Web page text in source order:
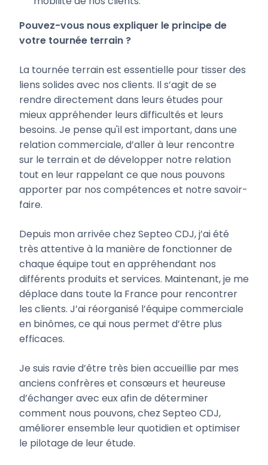
Pouvez-vous nous expliquer le principe de
votre tournée terrain ?
La tournée terrain est essentielle pour tisser des
liens solides avec nos clients. Il s’agit de se
rendre directement dans leurs études pour
mieux appréhender leurs difficultés et leurs
besoins. Je pense qu'il est important, dans une
relation commerciale, d’aller à leur rencontre
sur le terrain et de développer notre relation
tout en leur rappelant ce que nous pouvons
apporter par nos compétences et notre savoir-
faire.
Depuis mon arrivée chez Septeo CDJ, j’ai été
très attentive à la manière de fonctionner de
chaque équipe tout en appréhendant nos
différents produits et services. Maintenant, je me
déplace dans toute la France pour rencontrer
les clients. J’ai réorganisé l’équipe commerciale
en binômes, ce qui nous permet d’être plus
efficaces.
Je suis ravie d’être très bien accueillie par mes
anciens confrères et consœurs et heureuse
d’échanger avec eux afin de déterminer
comment nous pouvons, chez Septeo CDJ,
améliorer ensemble leur quotidien et optimiser
le pilotage de leur étude.